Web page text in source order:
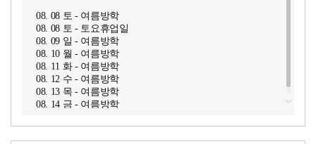
08. 08 토 - 여름방학
08. 08 토 - 토요휴업일
08. 09 일 - 여름방학
08. 10 월 - 여름방학
08. 11 화 - 여름방학
08. 12 수 - 여름방학
08. 13 목 - 여름방학
08. 14 금 - 여름방학